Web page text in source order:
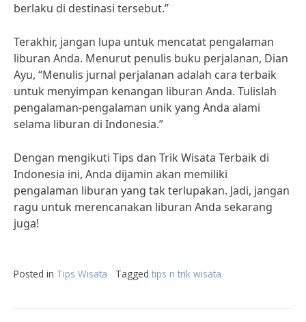
berlaku di destinasi tersebut.”
Terakhir, jangan lupa untuk mencatat pengalaman
liburan Anda. Menurut penulis buku perjalanan, Dian
Ayu, “Menulis jurnal perjalanan adalah cara terbaik
untuk menyimpan kenangan liburan Anda. Tulislah
pengalaman-pengalaman unik yang Anda alami
selama liburan di Indonesia.”
Dengan mengikuti Tips dan Trik Wisata Terbaik di
Indonesia ini, Anda dijamin akan memiliki
pengalaman liburan yang tak terlupakan. Jadi, jangan
ragu untuk merencanakan liburan Anda sekarang
juga!
Posted in Tips Wisata Tagged tips n trik wisata